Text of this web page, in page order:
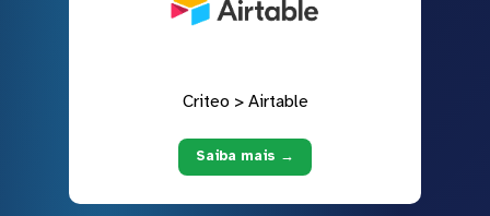
Criteo > Airtable
Saiba mais →